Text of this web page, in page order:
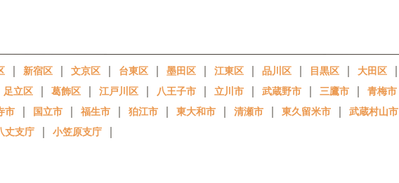
｜ 新宿区 ｜ 文京区 ｜ 台東区 ｜ 墨田区 ｜ 江東区 ｜ 品川区 ｜ 目黒区 ｜ 大田区 ｜
足立区 ｜ 葛飾区 ｜ 江戸川区 ｜ 八王子市 ｜ 立川市 ｜ 武蔵野市 ｜ 三鷹市 ｜ 青梅市
市 ｜ 国立市 ｜ 福生市 ｜ 狛江市 ｜ 東大和市 ｜ 清瀬市 ｜ 東久留米市 ｜ 武蔵村山市
丈支庁 ｜ 小笠原支庁 ｜